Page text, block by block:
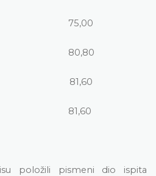
75,00
80,80
81,60
81,60
položili pismeni dio ispita